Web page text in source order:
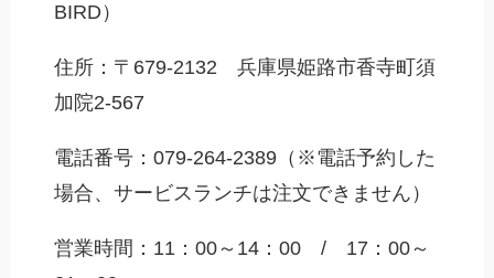
BIRD）
住所：〒679-2132 兵庫県姫路市香寺町須
加院2-567
電話番号：079-264-2389（ ※電話予約した
場合、サービスランチは注文できません ）
営業時間：11：00～14：00 / 17：00～